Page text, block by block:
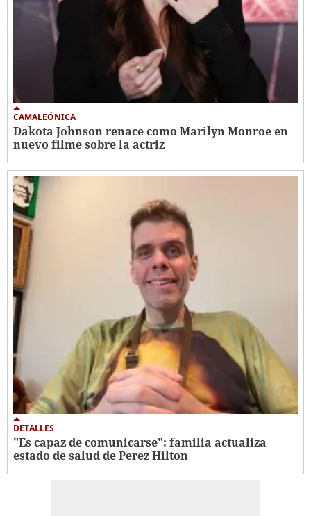
CAMALEÓNICA
Dakota Johnson renace como Marilyn Monroe en
nuevo filme sobre la actriz
DETALLES
"Es capaz de comunicarse": familia actualiza
estado de salud de Perez Hilton